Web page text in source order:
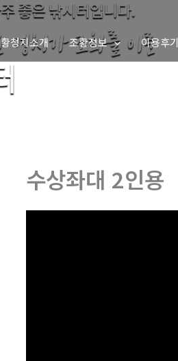
황청지소개 조황정보 이용후기
수상좌대 2인용